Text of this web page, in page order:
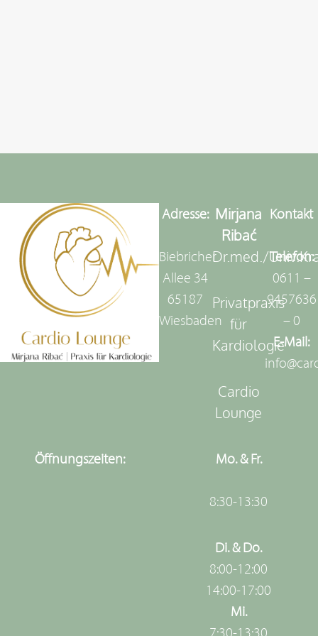
Adresse:
Biebricher
Allee 34
65187
Wiesbaden
Mirjana
Ribać
Dr.med./
Privatpraxis
für
Kardiologie
Cardio
Lounge
Kontakt
Telefon:
0611 –
9457636
– 0
E-Mail:
Öffnungszeiten: Mo. & Fr.
8:30-13:30
Di. & Do.
8:00-12:00
14:00-17:00
Mi.
7:30-13:30